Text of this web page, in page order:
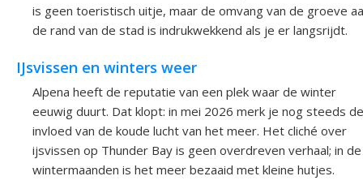
is geen toeristisch uitje, maar de omvang van de groeve
de rand van de stad is indrukwekkend als je er langsrijdt.
IJsvissen en winters weer
Alpena heeft de reputatie van een plek waar de winter
eeuwig duurt. Dat klopt: in mei 2026 merk je nog steeds de
invloed van de koude lucht van het meer. Het cliché over
ijsvissen op Thunder Bay is geen overdreven verhaal; in de
wintermaanden is het meer bezaaid met kleine hutjes.